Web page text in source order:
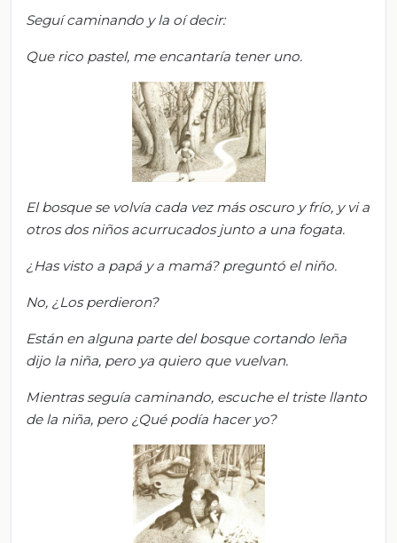
Seguí caminando y la oí decir:
Que rico pastel, me encantaría tener uno.
El bosque se volvía cada vez más oscuro y frío, y vi a
otros dos niños acurrucados junto a una fogata.
¿Has visto a papá y a mamá? preguntó el niño.
No, ¿Los perdieron?
Están en alguna parte del bosque cortando leña
dijo la niña, pero ya quiero que vuelvan.
Mientras seguía caminando, escuche el triste llanto
de la niña, pero ¿Qué podía hacer yo?